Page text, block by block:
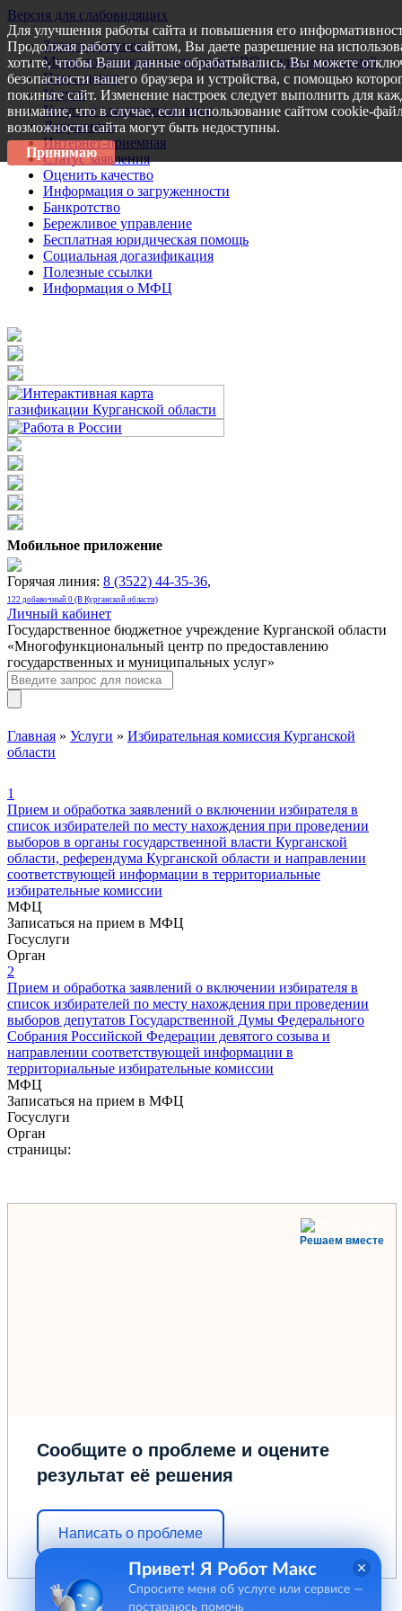
Версия для слабовидящих
Запись на прием
Меры поддержки участникам СВО и членам их семей
Пресс-центр
Услуги
Услуги в электронном виде
Документы
Интернет-приемная
Статус заявления
Оценить качество
Информация о загруженности
Банкротство
Бережливое управление
Бесплатная юридическая помощь
Социальная догазификация
Полезные ссылки
Информация о МФЦ
Мобильное приложение
Горячая линия: 8 (3522) 44-35-36,
122 добавочный 0 (В Курганской области)
Личный кабинет
Государственное бюджетное учреждение Курганской области
«Многофункциональный центр по предоставлению
государственных и муниципальных услуг»
Главная » Услуги » Избирательная комиссия Курганской
области
1
Прием и обработка заявлений о включении избирателя в
список избирателей по месту нахождения при проведении
выборов в органы государственной власти Курганской
области, референдума Курганской области и направлении
соответствующей информации в территориальные
избирательные комиссии
МФЦ
Записаться на прием в МФЦ
Госуслуги
Орган
2
Прием и обработка заявлений о включении избирателя в
список избирателей по месту нахождения при проведении
выборов депутатов Государственной Думы Федерального
Собрания Российской Федерации девятого созыва и
направлении соответствующей информации в
территориальные избирательные комиссии
МФЦ
Записаться на прием в МФЦ
Госуслуги
Орган
страницы:
Решаем вместе
Сообщите о проблеме и оцените
результат её решения
Написать о проблеме
Для улучшения работы сайта и повышения его
Продолжая работу с сайтом, Вы даете разрешение на
хотите, чтобы Ваши данные обрабатывались, Вы можете
безопасности вашего браузера и устройства, с помощью
покиньте сайт. Изменение настроек следует выполнить для
внимание, что в случае, если использование сайтом cookie-
возможности сайта могут быть недоступны.
Принимаю
Привет! Я Робот Макс
Спросите меня об услуге или сервисе —
постараюсь помочь